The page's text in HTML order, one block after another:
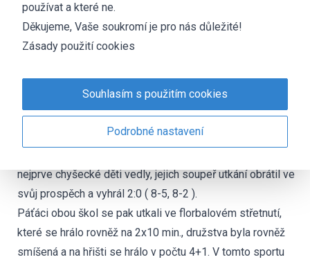
Chyšky,ZŠ - Ve středu 20. června 2012 se v tělocvičně
chyšecké školy uskutečnila přátelská utkání dvou škol ve
Do chyšecké školy zavítali páťáci ze ZŠ prof. Švejcara v
V přátelské atmosféře, ale v bojovném duchu, se páťáci
obou škol nejprve střetli ve vybíjené. Hrála smíšená
nejprve chyšecké děti vedly, jejich soupeř utkání obrátil ve
svůj prospěch a vyhrál 2:0 ( 8-5, 8-2 ).
Páťáci obou škol se pak utkali ve florbalovém střetnutí,
které se hrálo rovněž na 2x10 min., družstva byla rovněž
smíšená a na hřišti se hrálo v počtu 4+1. V tomto sportu
používat a které ne.
Děkujeme, Vaše soukromí je pro nás důležité!
Zásady použití cookies
Souhlasím s použitím cookies
Podrobné nastavení